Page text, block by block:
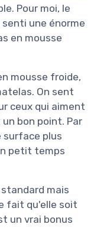
Pour moi, le
une énorme
en mousse
mousse froide,
On sent
ceux qui aiment
bon point. Par
surface plus
petit temps
mais
fait qu'elle soit
un vrai bonus